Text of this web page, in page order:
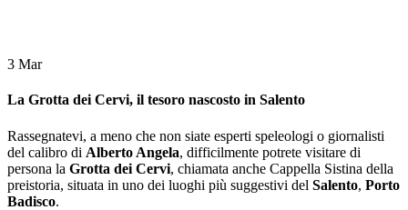
3 Mar
La Grotta dei Cervi, il tesoro nascosto in Salento
Rassegnatevi, a meno che non siate esperti speleologi o giornalisti
del calibro di Alberto Angela, difficilmente potrete visitare di
persona la Grotta dei Cervi, chiamata anche Cappella Sistina della
preistoria, situata in uno dei luoghi più suggestivi del Salento, Porto
Badisco.